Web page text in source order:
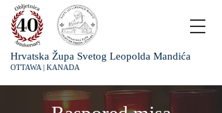
Hrvatska Župa Svetog Leopolda Mandića
OTTAWA | KANADA